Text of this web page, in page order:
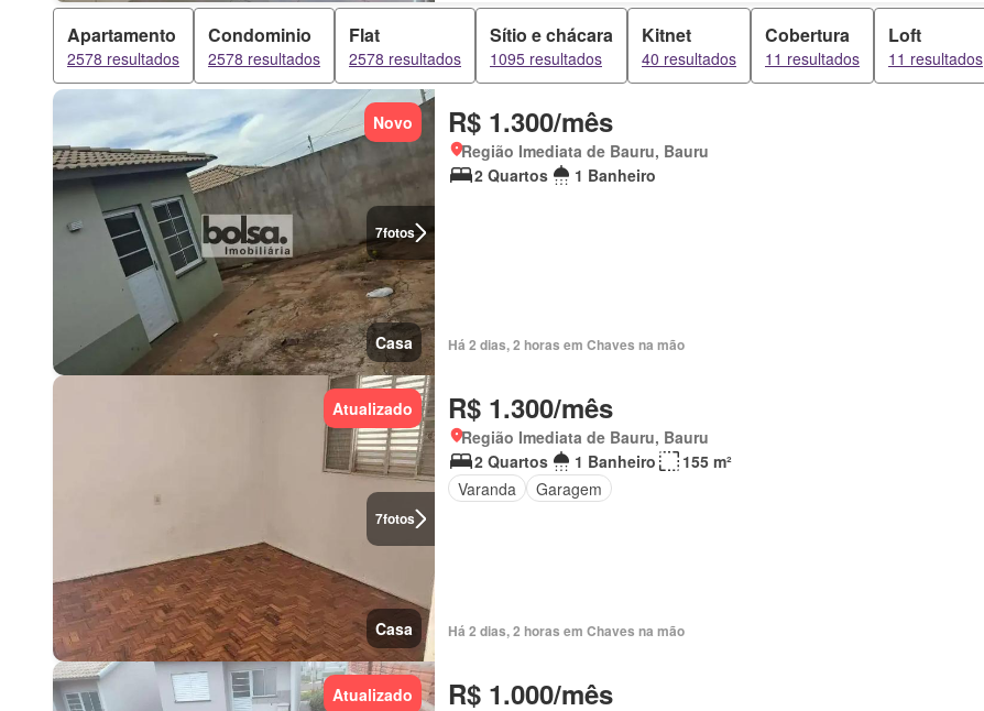
Apartamento
2578 resultados
Condominio
2578 resultados
Flat
2578 resultados
Sítio e chácara
1095 resultados
Kitnet
40 resultados
Cobertura
11 resultados
Loft
11 resultados
7fotos
Novo
Casa
R$ 1.300/mês
Região Imediata de Bauru, Bauru
2 Quartos
1 Banheiro
Há 2 dias, 2 horas em Chaves na mão
7fotos
Atualizado
Casa
R$ 1.300/mês
Região Imediata de Bauru, Bauru
2 Quartos
1 Banheiro
155 m²
Varanda
Garagem
Há 2 dias, 2 horas em Chaves na mão
Atualizado R$ 1.000/mês